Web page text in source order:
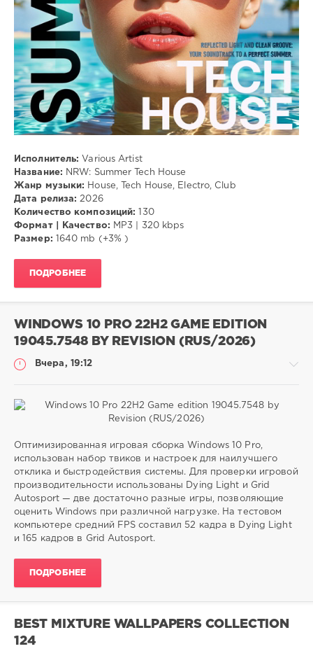
Club
Исполнитель: Various Artist
Название: NRW: Summer Tech House
Жанр музыки:
House, Tech House, Electro, Club
Дата релиза: 2026
Количество композиций:
130
Формат | Качество: MP3 | 320 kbps
Размер: 1640 mb (+3% )
ПОДРОБНЕЕ
WINDOWS 10 PRO 22H2 GAME EDITION
19045.7548 BY REVISION (RUS/2026)
Вчера, 19:12
ivashka
Microsoft ,
Оптимизированная игровая сборка Windows 10 Pro,
использован набор твиков и настроек для наилучшего
отклика и быстродействия системы. Для проверки игровой
производительности использованы Dying Light и Grid
Autosport — две достаточно разные игры, позволяющие
оценить Windows при различной нагрузке. На тестовом
компьютере средний FPS составил 52 кадра в Dying Light
и 165 кадров в Grid Autosport.
ПОДРОБНЕЕ
BEST MIXTURE WALLPAPERS COLLECTION
124